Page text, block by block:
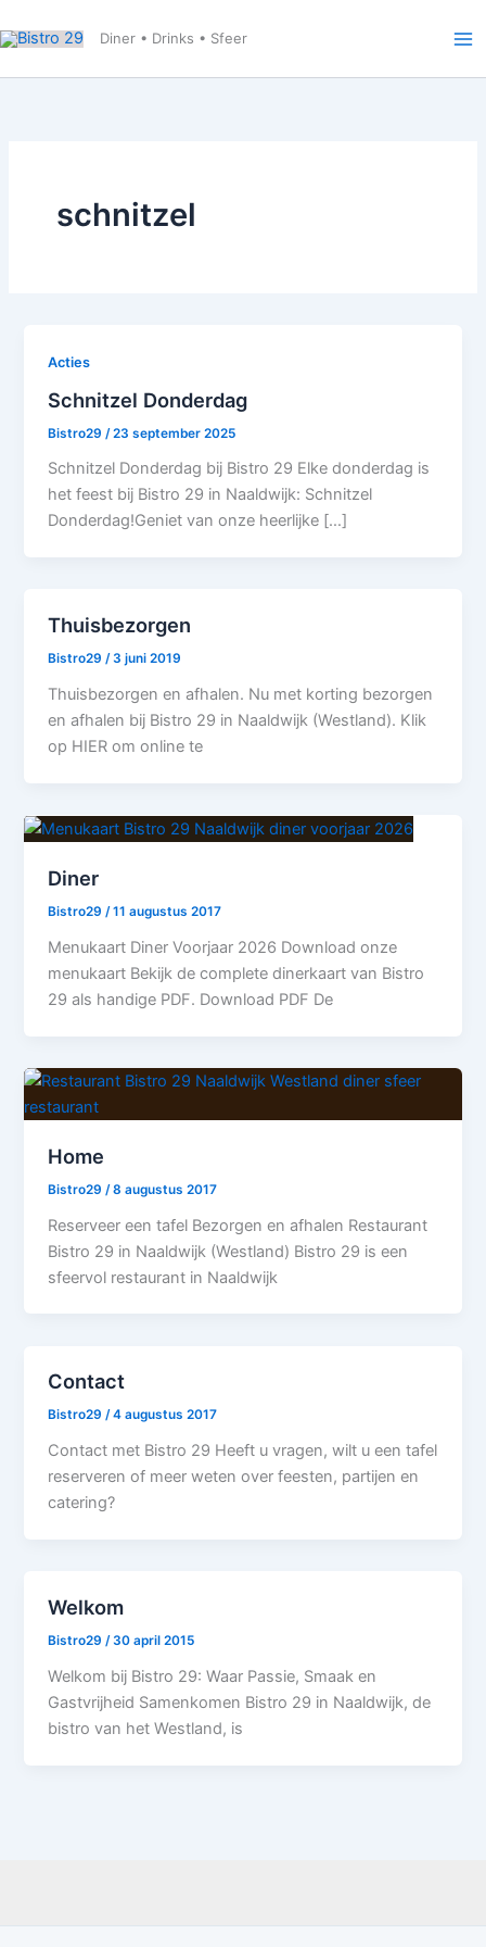
naar
Diner • Drinks • Sfeer
schnitzel
Acties
Schnitzel Donderdag
Bistro29 /23 september 2025
Schnitzel Donderdag bij Bistro 29 Elke donderdag is
het feest bij Bistro 29 in Naaldwijk: Schnitzel
Donderdag!Geniet van onze heerlijke […]
Thuisbezorgen
Bistro29/3 juni 2019
Thuisbezorgen en afhalen. Nu met korting bezorgen
en afhalen bij Bistro 29 in Naaldwijk (Westland). Klik
op HIER om online te
Diner
Bistro29/11 augustus 2017
Menukaart Diner Voorjaar 2026 Download onze
menukaart Bekijk de complete dinerkaart van Bistro
29 als handige PDF. Download PDF De
Home
Bistro29 /8 augustus 2017
Reserveer een tafel Bezorgen en afhalen Restaurant
Bistro 29 in Naaldwijk (Westland) Bistro 29 is een
sfeervol restaurant in Naaldwijk
Contact
Bistro29/4 augustus 2017
Contact met Bistro 29 Heeft u vragen, wilt u een tafel
reserveren of meer weten over feesten, partijen en
catering?
Welkom
Bistro29/30 april 2015
Welkom bij Bistro 29: Waar Passie, Smaak en
Gastvrijheid Samenkomen Bistro 29 in Naaldwijk, de
bistro van het Westland, is